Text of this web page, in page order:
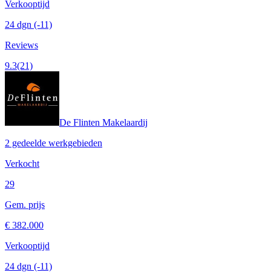
Verkooptijd
24 dgn (-11)
Reviews
9.3(21)
De Flinten Makelaardij
2 gedeelde werkgebieden
Verkocht
29
Gem. prijs
€ 382.000
Verkooptijd
24 dgn (-11)